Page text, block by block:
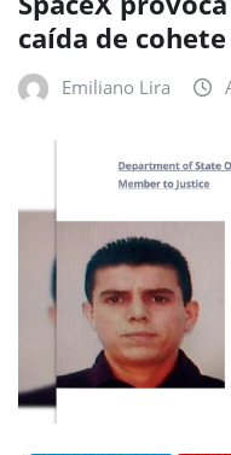
caída de
Emiliano Lira